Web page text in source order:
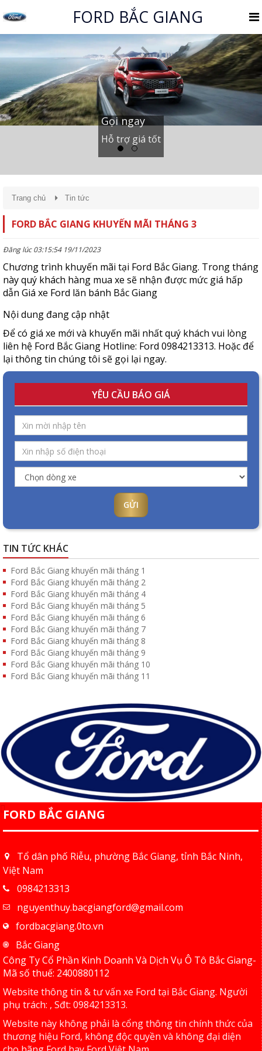
FORD BẮC GIANG
Gọi ngay
Hỗ trợ giá tốt
Trang chủ Tin tức
FORD BẮC GIANG KHUYẾN MÃI THÁNG 3
Đăng lúc 03:15:54 19/11/2023
Chương trình khuyến mãi tại Ford Bắc Giang. Trong tháng
này quý khách hàng mua xe sẽ nhận được mức giá hấp
dẫn Giá xe Ford lăn bánh Bắc Giang
Nội dung đang cập nhật
Để có giá xe mới và khuyến mãi nhất quý khách vui lòng
liên hệ Ford Bắc Giang Hotline: Ford 0984213313. Hoặc để
lại thông tin chúng tôi sẽ gọi lại ngay.
YÊU CẦU BÁO GIÁ
GỬI
TIN TỨC KHÁC
Ford Bắc Giang khuyến mãi tháng 1
Ford Bắc Giang khuyến mãi tháng 2
Ford Bắc Giang khuyến mãi tháng 4
Ford Bắc Giang khuyến mãi tháng 5
Ford Bắc Giang khuyến mãi tháng 6
Ford Bắc Giang khuyến mãi tháng 7
Ford Bắc Giang khuyến mãi tháng 8
Ford Bắc Giang khuyến mãi tháng 9
Ford Bắc Giang khuyến mãi tháng 10
Ford Bắc Giang khuyến mãi tháng 11
FORD BẮC GIANG
Tổ dân phố Riễu, phường Bắc Giang, tỉnh Bắc Ninh,
Việt Nam
0984213313
nguyenthuy.bacgiangford@gmail.com
fordbacgiang.0to.vn
Bắc Giang
Công Ty Cổ Phần Kinh Doanh Và Dịch Vụ Ô Tô Bắc Giang-
Mã số thuế: 2400880112
Website thông tin & tư vấn xe Ford tại Bắc Giang. Người
phụ trách: , Sđt: 0984213313.
Website này không phải là cổng thông tin chính thức của
thương hiệu Ford, không độc quyền và không đại diện